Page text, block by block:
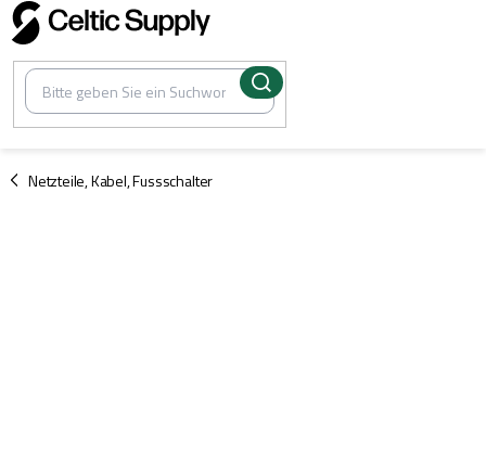
Zum
Inhalt
springen
Netzteile, Kabel, Fussschalter
/